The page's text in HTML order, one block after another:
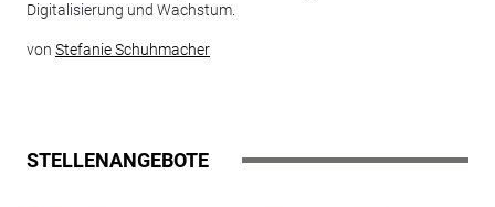
Digitalisierung und Wachstum.
von Stefanie Schuhmacher
STELLENANGEBOTE